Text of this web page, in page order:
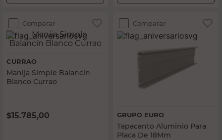
Comparar
CURRAO
Manija Simple Balancín
Blanco Currao
$15.785,00
Comparar
GRUPO EURO
Tapacanto Aluminio Para
Placa De 18Mm